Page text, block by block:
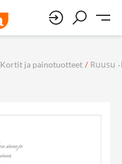
Kortit ja painotuotteet / Ruusu